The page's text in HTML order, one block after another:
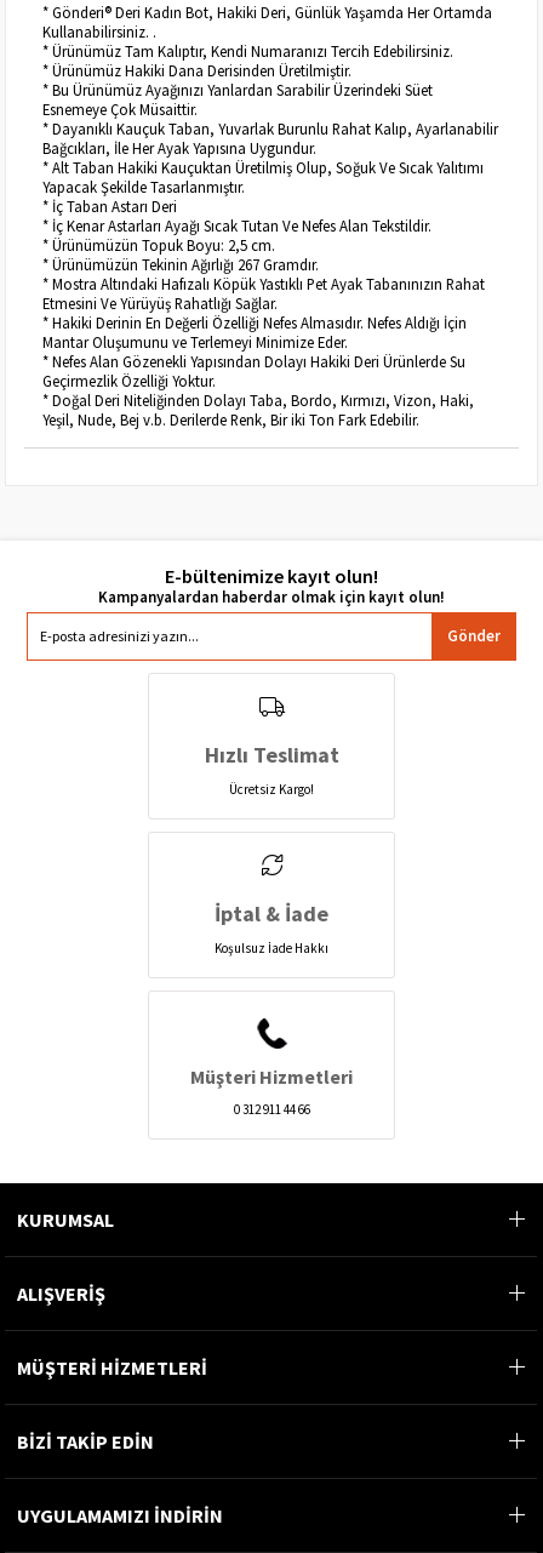
* Gönderi® Deri Kadın Bot, Hakiki Deri, Günlük Yaşamda Her Ortamda
Kullanabilirsiniz. .
* Ürünümüz Tam Kalıptır, Kendi Numaranızı Tercih Edebilirsiniz.
* Ürünümüz Hakiki Dana Derisinden Üretilmiştir.
* Bu Ürünümüz Ayağınızı Yanlardan Sarabilir Üzerindeki Süet
Esnemeye Çok Müsaittir.
* Dayanıklı Kauçuk Taban, Yuvarlak Burunlu Rahat Kalıp, Ayarlanabilir
Bağcıkları, İle Her Ayak Yapısına Uygundur.
* Alt Taban Hakiki Kauçuktan Üretilmiş Olup, Soğuk Ve Sıcak Yalıtımı
Yapacak Şekilde Tasarlanmıştır.
* İç Taban Astarı Deri
* İç Kenar Astarları Ayağı Sıcak Tutan Ve Nefes Alan Tekstildir.
* Ürünümüzün Topuk Boyu: 2,5 cm.
* Ürünümüzün Tekinin Ağırlığı 267 Gramdır.
* Mostra Altındaki Hafızalı Köpük Yastıklı Pet Ayak Tabanınızın Rahat
Etmesini Ve Yürüyüş Rahatlığı Sağlar.
* Hakiki Derinin En Değerli Özelliği Nefes Almasıdır. Nefes Aldığı İçin
Mantar Oluşumunu ve Terlemeyi Minimize Eder.
* Nefes Alan Gözenekli Yapısından Dolayı Hakiki Deri Ürünlerde Su
Geçirmezlik Özelliği Yoktur.
* Doğal Deri Niteliğinden Dolayı Taba, Bordo, Kırmızı, Vizon, Haki,
Yeşil, Nude, Bej v.b. Derilerde Renk, Bir iki Ton Fark Edebilir.
E-bültenimize kayıt olun!
Gönder
Hızlı Teslimat
Ücretsiz Kargo!
İptal & İade
Koşulsuz İade Hakkı
Müşteri Hizmetleri
0 312 911 44 66
KURUMSAL
ALIŞVERİŞ
MÜŞTERİ HİZMETLERİ
BİZİ TAKİP EDİN
UYGULAMAMIZI İNDİRİN